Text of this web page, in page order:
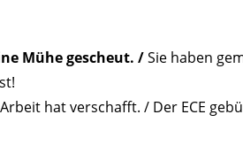
Mühe gescheut. /Sie haben
hat verschafft. / Der ECE